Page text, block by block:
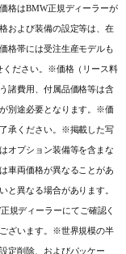
格はBMW正規ディーラーが
および装備の設定等は、在
格帯には受注生産モデルも
ください。※価格（リース料
諸費用、付属品価格等は含
別途必要となります。※価
承ください。※掲載した写
オプション装備等を含まな
車両価格が異なることがあ
と異なる場合があります。
規ディーラーにてご確認く
ざいます。※世界規模の半
定削除、およびパッケー